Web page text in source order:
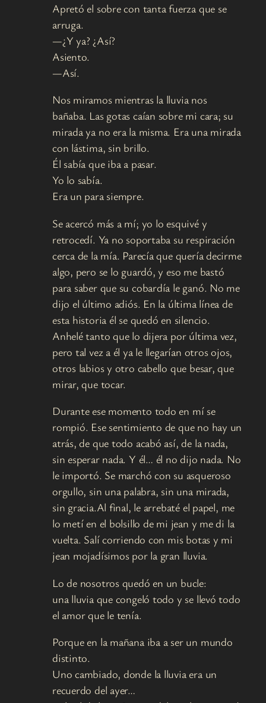
Apretó el sobre con tanta fuerza que se
arruga.
—¿Y ya? ¿Así?
Asiento.
—Así.
Nos miramos mientras la lluvia nos
bañaba. Las gotas caían sobre mi cara; su
mirada ya no era la misma. Era una mirada
con lástima, sin brillo.
Él sabía que iba a pasar.
Yo lo sabía.
Era un para siempre.
Se acercó más a mí; yo lo esquivé y
retrocedí. Ya no soportaba su respiración
cerca de la mía. Parecía que quería decirme
algo, pero se lo guardó, y eso me bastó
para saber que su cobardía le ganó. No me
dijo el último adiós. En la última línea de
esta historia él se quedó en silencio.
Anhelé tanto que lo dijera por última vez,
pero tal vez a él ya le llegarían otros ojos,
otros labios y otro cabello que besar, que
mirar, que tocar.
Durante ese momento todo en mí se
rompió. Ese sentimiento de que no hay un
atrás, de que todo acabó así, de la nada,
sin esperar nada. Y él… él no dijo nada. No
le importó. Se marchó con su asqueroso
orgullo, sin una palabra, sin una mirada,
sin gracia.Al final, le arrebaté el papel, me
lo metí en el bolsillo de mi jean y me di la
vuelta. Salí corriendo con mis botas y mi
jean mojadísimos por la gran lluvia.
Lo de nosotros quedó en un bucle:
una lluvia que congeló todo y se llevó todo
el amor que le tenía.
Porque en la mañana iba a ser un mundo
distinto.
Uno cambiado, donde la lluvia era un
recuerdo del ayer…